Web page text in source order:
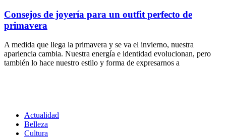
Consejos de joyería para un outfit perfecto de
primavera
A medida que llega la primavera y se va el invierno, nuestra
apariencia cambia. Nuestra energía e identidad evolucionan, pero
también lo hace nuestro estilo y forma de expresarnos a
Actualidad
Belleza
Cultura